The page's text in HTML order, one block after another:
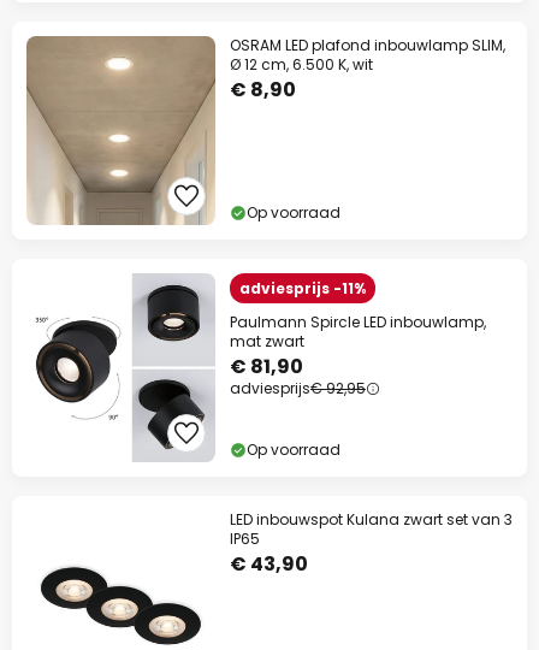
OSRAM LED plafond inbouwlamp SLIM,
Ø 12 cm, 6.500 K, wit
€ 8,90
Op voorraad
adviesprijs -11%
Paulmann Spircle LED inbouwlamp,
mat zwart
€ 81,90
adviesprijs€ 92,95
Op voorraad
LED inbouwspot Kulana zwart set van 3
IP65
€ 43,90